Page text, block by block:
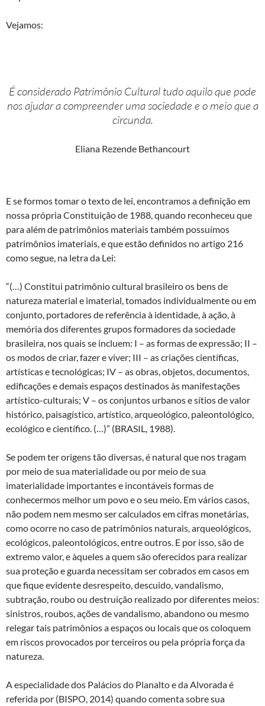
Vejamos:
É considerado Patrimônio Cultural tudo aquilo que pode
nos ajudar a compreender uma sociedade e o meio que a
circunda.
Eliana Rezende Bethancourt
E se formos tomar o texto de lei, encontramos a definição em
nossa própria Constituição de 1988, quando reconheceu que
para além de patrimônios materiais também possuímos
patrimônios imateriais, e que estão definidos no artigo 216
como segue, na letra da Lei:
“(…) Constitui patrimônio cultural brasileiro os bens de
natureza material e imaterial, tomados individualmente ou em
conjunto, portadores de referência à identidade, à ação, à
memória dos diferentes grupos formadores da sociedade
brasileira, nos quais se incluem: I – as formas de expressão; II –
os modos de criar, fazer e viver; III – as criações científicas,
artísticas e tecnológicas; IV – as obras, objetos, documentos,
edificações e demais espaços destinados às manifestações
artístico-culturais; V – os conjuntos urbanos e sítios de valor
histórico, paisagístico, artístico, arqueológico, paleontológico,
ecológico e científico. (…)” (BRASIL, 1988).
Se podem ter origens tão diversas, é natural que nos tragam
por meio de sua materialidade ou por meio de sua
imaterialidade importantes e incontáveis formas de
conhecermos melhor um povo e o seu meio. Em vários casos,
não podem nem mesmo ser calculados em cifras monetárias,
como ocorre no caso de patrimônios naturais, arqueológicos,
ecológicos, paleontológicos, entre outros. E por isso, são de
extremo valor, e àqueles a quem são oferecidos para realizar
sua proteção e guarda necessitam ser cobrados em casos em
que fique evidente desrespeito, descuido, vandalismo,
subtração, roubo ou destruição realizado por diferentes meios:
sinistros, roubos, ações de vandalismo, abandono ou mesmo
relegar tais patrimônios a espaços ou locais que os coloquem
em riscos provocados por terceiros ou pela própria força da
natureza.
A especialidade dos Palácios do Planalto e da Alvorada é
referida por (BISPO, 2014) quando comenta sobre sua